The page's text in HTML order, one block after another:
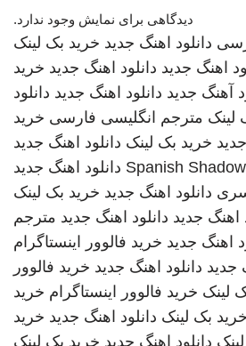
دیدگاهی برای نمایش وجود ندارد.
دانلود اهنگ جدید خرید بک لینک
اهنگ جدید دانلود اهنگ جدید خرید
آهنگ جدید دانلود اهنگ جدید دانلود
لینک مترجم انگلیسی فارسی خرید
خرید بک لینک دانلود اهنگ جدید
Spanish دانلود اهنگ جدید
دانلود اهنگ جدید خرید بک لینک
اهنگ جدید دانلود اهنگ جدید مترجم
اهنگ جدید خرید فالوور اینستاگرام
جدید دانلود اهنگ جدید خرید فالوور
لینک خرید فالوور اینستاگرام خرید
خرید بک لینک دانلود اهنگ جدید خرید
دانلود اهنگ جدید خرید بک لینک